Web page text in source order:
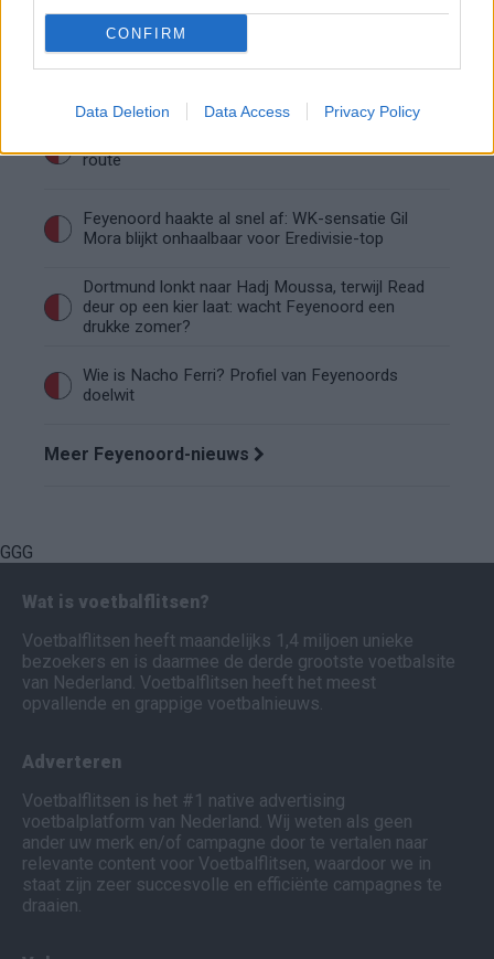
CONFIRM
Data Deletion Data Access Privacy Policy
route
Feyenoord haakte al snel af: WK-sensatie Gil
Mora blijkt onhaalbaar voor Eredivisie-top
Dortmund lonkt naar Hadj Moussa, terwijl Read
deur op een kier laat: wacht Feyenoord een
drukke zomer?
Wie is Nacho Ferri? Profiel van Feyenoords
doelwit
Meer Feyenoord-nieuws
GGG
Wat is voetbalflitsen?
Voetbalflitsen heeft maandelijks 1,4 miljoen unieke
bezoekers en is daarmee de derde grootste voetbalsite
van Nederland. Voetbalflitsen heeft het meest
opvallende en grappige voetbalnieuws.
Adverteren
Voetbalflitsen is het #1 native advertising
voetbalplatform van Nederland. Wij weten als geen
ander uw merk en/of campagne door te vertalen naar
relevante content voor Voetbalflitsen, waardoor we in
staat zijn zeer succesvolle en efficiënte campagnes te
draaien.